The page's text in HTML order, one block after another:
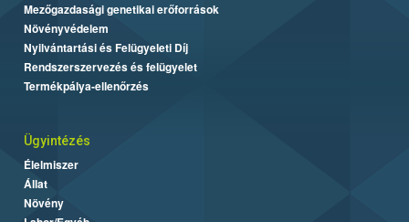
Mezőgazdasági genetikai erőforrások
Növényvédelem
Nyilvántartási és Felügyeleti Díj
Rendszerszervezés és felügyelet
Termékpálya-ellenőrzés
Ügyintézés
Élelmiszer
Állat
Növény